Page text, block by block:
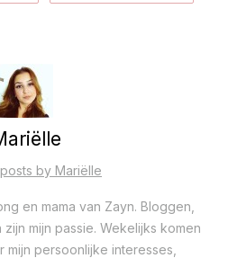
by Mariëlle
en mama van Zayn. Bloggen,
mijn passie. Wekelijks komen
persoonlijke interesses,